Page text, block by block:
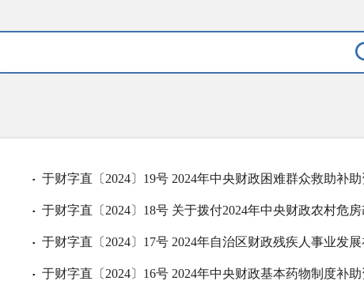
▪ 于财字直〔2024〕19号 2024年中央财政困难群众救助补
▪ 于财字直〔2024〕18号 关于拨付2024年中央财政农村危
▪ 于财字直〔2024〕17号 2024年自治区财政残疾人事业发
▪ 于财字直〔2024〕16号 2024年中央财政基本药物制度补